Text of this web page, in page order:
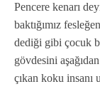
Pencere kenarı
baktığımız
dediği gibi çocuk
gövdesini
çıkan koku insanı